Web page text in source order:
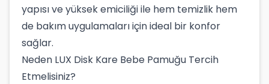
yapısı ve yüksek emiciliği ile hem temizlik hem
de bakım uygulamaları için ideal bir konfor
sağlar.
Neden LUX Disk Kare Bebe Pamuğu Tercih
Etmelisiniz?